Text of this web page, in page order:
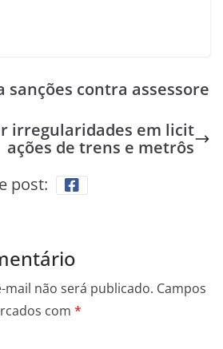
sanções contra assessore
irregularidades em licit
ações de trens e metrôs
post:
mail não será publicado. Campos
com *